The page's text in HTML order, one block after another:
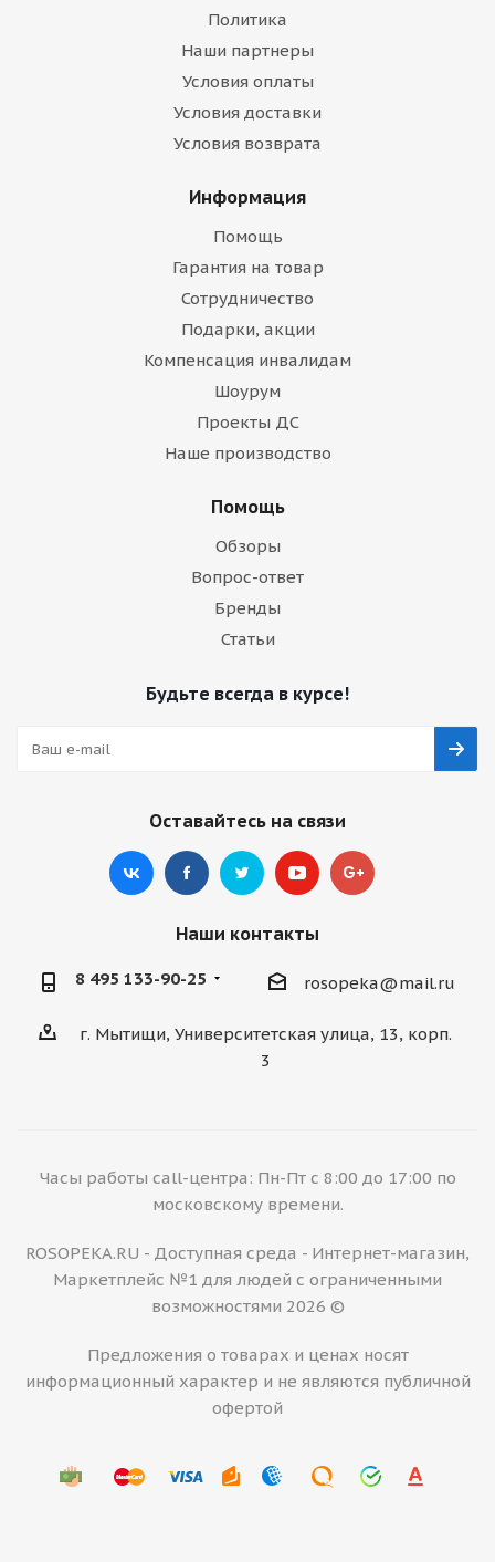
Политика
Наши партнеры
Условия оплаты
Условия доставки
Условия возврата
Информация
Помощь
Гарантия на товар
Сотрудничество
Подарки, акции
Компенсация инвалидам
Шоурум
Проекты ДС
Наше производство
Помощь
Обзоры
Вопрос-ответ
Бренды
Статьи
Будьте всегда в курсе!
Оставайтесь на связи
Наши контакты
8 495 133-90-25 rosopeka@mail.ru
г. Мытищи, Университетская улица, 13, корп.
3
Часы работы call-центра: Пн-Пт с 8:00 до 17:00 по
московскому времени.
ROSOPEKA.RU - Доступная среда - Интернет-магазин,
Маркетплейс №1 для людей с ограниченными
возможностями 2026 ©
Предложения о товарах и ценах носят
информационный характер и не являются публичной
офертой